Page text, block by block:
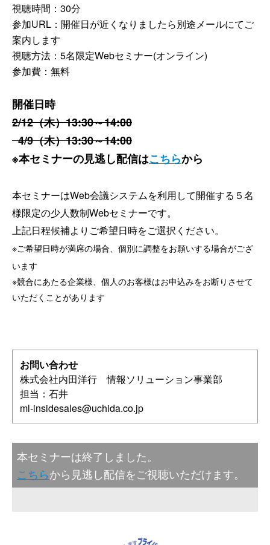
視聴時間：30分
参加URL：開催日が近くなりましたら別途メールにてご
案内します
視聴方法：5名限定Webセミナー(オンライン)
参加費： 無料
開催日時
2/12（木）13:30～14:00
4/9（木）13:30～14:00
※本セミナーの見逃し配信はこちらから
本セミナーはWeb会議システムを利用して開催する５名
様限定の少人数制Webセミナーです。
上記日程候補よりご希望日時をご選択ください。
※ご希望日時が満席の場合、個別に調整をお願いする場合がござ
います
※競合にあたる企業様、個人のお客様はお申込みをお断りさせて
いただくことがあります
お問い合わせ
株式会社内田洋行 情報ソリューション事業部
担当：石井
ml-insidesales@uchida.co.jp
本セミナーは終了しました。
こちらから見逃し配信をご視聴いただけます。